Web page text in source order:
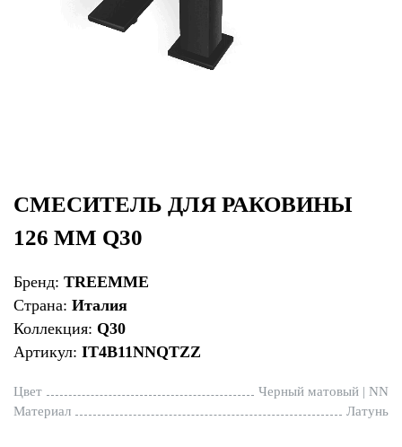
СМЕСИТЕЛЬ ДЛЯ РАКОВИНЫ
126 ММ Q30
Бренд: TREEMME
Страна: Италия
Коллекция: Q30
Артикул: IT4B11NNQTZZ
Цвет
Черный матовый | NN
Материал
Латунь